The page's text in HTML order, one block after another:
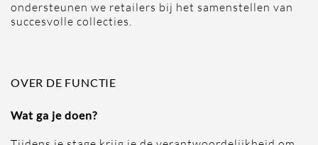
ondersteunen we retailers bij het samenstellen van
succesvolle collecties.
OVER DE FUNCTIE
Wat ga je doen?